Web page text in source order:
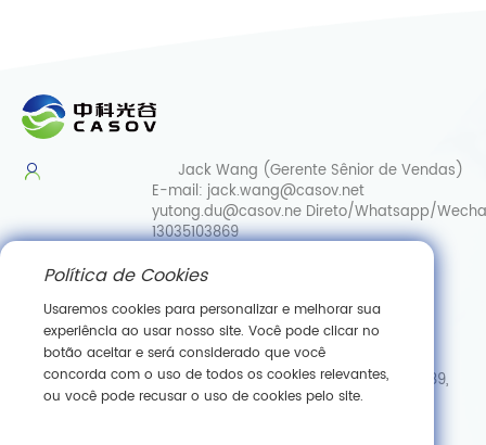
Jack Wang (Gerente Sênior de Vendas)
E-mail: jack.wang@casov.net
yutong.du@casov.ne Direto/Whatsapp/
13035103869
Serviços e sugestões
Direct/Whatsapp/Wechat: 0086-
15307143249
Hub de Inovação em Biologia Sintética de Wuhan, N.º 89,
Rua Gaokeyuan 3.ª, Zona de Desenvolvimento de Nova
Política de Cookies
Usaremos cookies para personalizar e melhorar sua
experiência ao usar nosso site. Você pode clicar no
botão aceitar e será considerado que você
concorda com o uso de todos os cookies relevantes,
ou você pode recusar o uso de cookies pelo site.